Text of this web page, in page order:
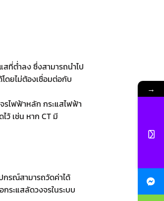
ที่ต่ำลง ซึ่งสามารถนำไป
ดยไม่ต้องเชื่อมต่อกับ
รไฟฟ้าหลัก กระแสไฟฟ้า
ว้ เช่น หาก CT มี
กรณ์สามารถวัดค่าได้
ระแสลัดวงจรในระบบ
→